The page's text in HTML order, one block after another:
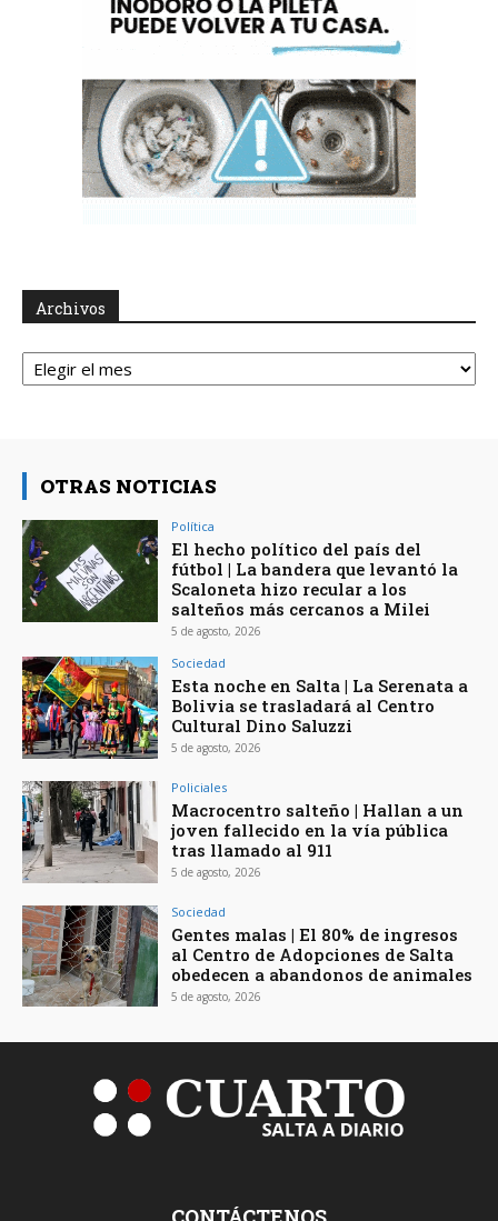
Archivos
Archivos
OTRAS NOTICIAS
Política
El hecho político del país del
fútbol | La bandera que levantó la
Scaloneta hizo recular a los
salteños más cercanos a Milei
5 de agosto, 2026
Sociedad
Esta noche en Salta | La Serenata a
Bolivia se trasladará al Centro
Cultural Dino Saluzzi
5 de agosto, 2026
Policiales
Macrocentro salteño | Hallan a un
joven fallecido en la vía pública
tras llamado al 911
5 de agosto, 2026
Sociedad
Gentes malas | El 80% de ingresos
al Centro de Adopciones de Salta
obedecen a abandonos de animales
5 de agosto, 2026